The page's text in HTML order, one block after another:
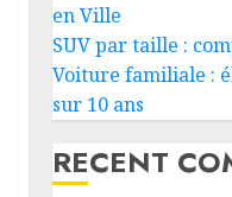
en Ville
SUV par taille :
Voiture familiale :
sur 10 ans
RECENT